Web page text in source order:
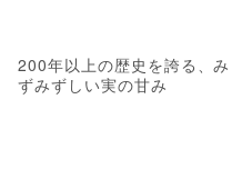
200年以上の歴史を誇る、み
ずみずしい実の甘み